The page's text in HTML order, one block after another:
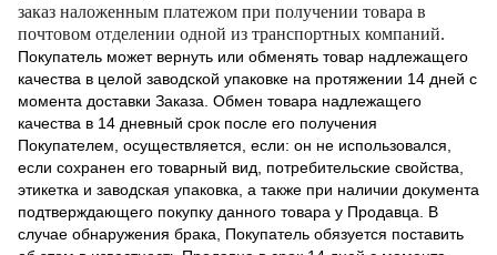
заказ наложенным платежом при получении товара в
почтовом отделении одной из транспортных компаний.
Покупатель может вернуть или обменять товар надлежащего
качества в целой заводской упаковке на протяжении 14 дней с
момента доставки Заказа. Обмен товара надлежащего
качества в 14 дневный срок после его получения
Покупателем, осуществляется, если: он не использовался,
если сохранен его товарный вид, потребительские свойства,
этикетка и заводская упаковка, а также при наличии документа
подтверждающего покупку данного товара у Продавца. В
случае обнаружения брака, Покупатель обязуется поставить